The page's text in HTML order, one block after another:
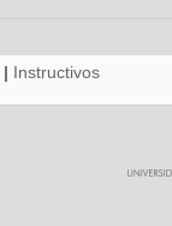
| Instructivos